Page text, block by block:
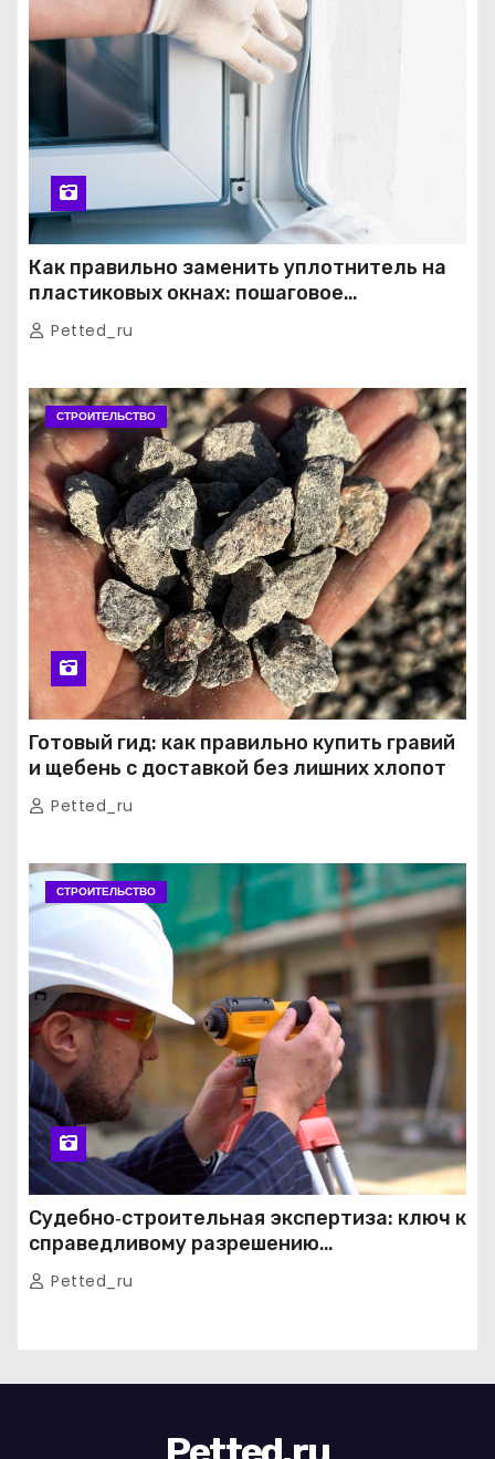
Как правильно заменить уплотнитель на
пластиковых окнах: пошаговое
руководство от экспертов
Petted_ru
СТРОИТЕЛЬСТВО
Готовый гид: как правильно купить гравий
и щебень с доставкой без лишних хлопот
Petted_ru
СТРОИТЕЛЬСТВО
Судебно‑строительная экспертиза: ключ к
справедливому разрешению
строительных споров
Petted_ru